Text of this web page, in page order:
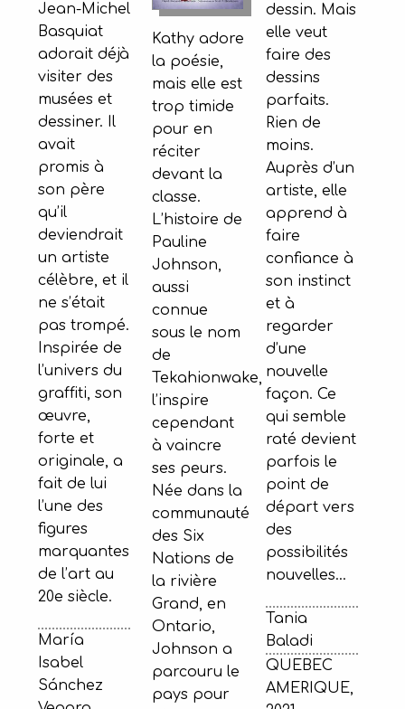
Jean-Michel
Basquiat
adorait déjà
visiter des
musées et
dessiner. Il
avait
promis à
son père
qu’il
deviendrait
un artiste
célèbre, et il
ne s’était
pas trompé.
Inspirée de
l’univers du
graffiti, son
œuvre,
forte et
originale, a
fait de lui
l’une des
figures
marquantes
de l’art au
20e siècle.
María
Isabel
Sánchez
Kathy adore
la poésie,
mais elle est
trop timide
pour en
réciter
devant la
classe.
L’histoire de
Pauline
Johnson,
aussi
connue
sous le nom
de
Tekahionwake,
l’inspire
cependant
à vaincre
ses peurs.
Née dans la
communauté
des Six
Nations de
la rivière
Grand, en
Ontario,
Johnson a
parcouru le
pays pour
dessin. Mais
elle veut
faire des
dessins
parfaits.
Rien de
moins.
Auprès d’un
artiste, elle
apprend à
faire
confiance à
son instinct
et à
regarder
d’une
nouvelle
façon. Ce
qui semble
raté devient
parfois le
point de
départ vers
des
possibilités
nouvelles...
Tania
Baladi
QUEBEC
AMERIQUE,